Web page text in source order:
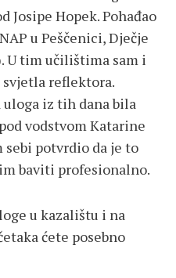
Josipe Hopek. Pohađao
u Peščenici, Dječje
U tim učilištima sam i
reflektora.
iz tih dana bila
vodstvom Katarine
sebi potvrdio da je to
baviti profesionalno.
u kazalištu i na
ćete posebno